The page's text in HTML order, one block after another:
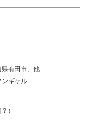
県有田市、他
ンギャル
）